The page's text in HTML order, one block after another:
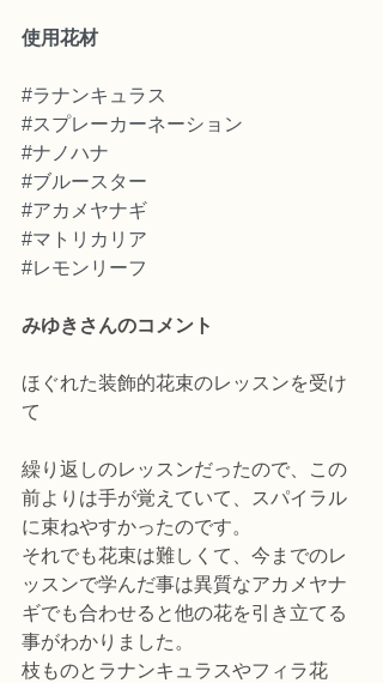
使用花材
#ラナンキュラス
#スプレーカーネーション
#ナノハナ
#ブルースター
#アカメヤナギ
#マトリカリア
#レモンリーフ
みゆきさんのコメント
ほぐれた装飾的花束のレッスンを受け
て
繰り返しのレッスンだったので、この
前よりは手が覚えていて、スパイラル
に束ねやすかったのです。
それでも花束は難しくて、今までのレ
ッスンで学んだ事は異質なアカメヤナ
ギでも合わせると他の花を引き立てる
事がわかりました。
枝ものとラナンキュラスやフィラ花